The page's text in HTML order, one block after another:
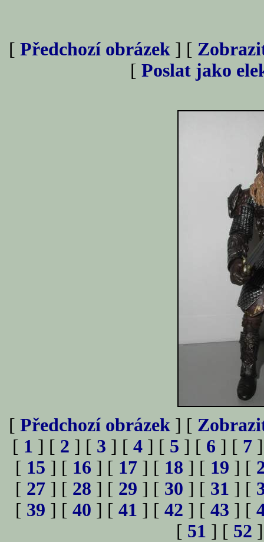
[ Předchozí obrázek ] [
[ Poslat jako
[ Předchozí obrázek ] [
[ 1 ] [ 2 ] [ 3 ] [ 4 ] [ 5 ] [ 6 ] [ 7
[ 15 ] [ 16 ] [ 17 ] [ 18 ] [ 19 ] [
[ 27 ] [ 28 ] [ 29 ] [ 30 ] [ 31 ] [
[ 39 ] [ 40 ] [ 41 ] [ 42 ] [ 43 ] [
[ 51 ] [ 52